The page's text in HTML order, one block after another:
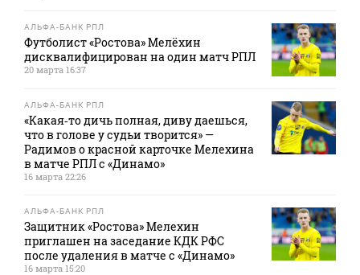
АЛЬФА-БАНК РПЛ
Футболист «Ростова» Мелёхин
дисквалифицирован на один матч РПЛ
20 марта 16:37
АЛЬФА-БАНК РПЛ
«Какая‑то дичь полная, диву даешься,
что в голове у судьи творится» —
Радимов о красной карточке Мелехина
в матче РПЛ с «Динамо»
16 марта 22:26
АЛЬФА-БАНК РПЛ
Защитник «Ростова» Мелехин
приглашен на заседание КДК РФС
после удаления в матче с «Динамо»
16 марта 15:20